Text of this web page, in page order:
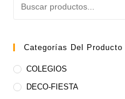
Categorías Del Producto
COLEGIOS
DECO-FIESTA